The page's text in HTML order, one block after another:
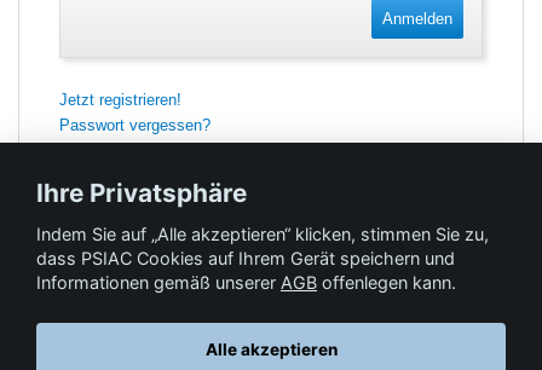
Anmelden
Jetzt registrieren!
Passwort vergessen?
Feedback
Ihre Privatsphäre
Indem Sie auf „Alle akzeptieren“ klicken, stimmen Sie zu,
dass PSIAC Cookies auf Ihrem Gerät speichern und
Informationen gemäß unserer AGB offenlegen kann.
Alle akzeptieren